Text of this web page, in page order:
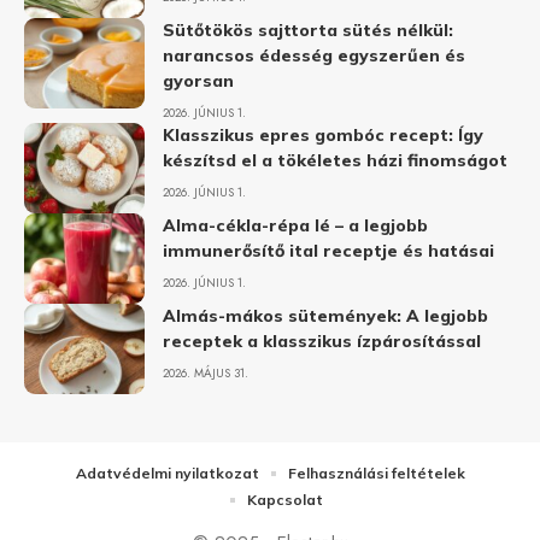
Sütőtökös sajttorta sütés nélkül:
narancsos édesség egyszerűen és
gyorsan
2026. JÚNIUS 1.
Klasszikus epres gombóc recept: Így
készítsd el a tökéletes házi finomságot
2026. JÚNIUS 1.
Alma-cékla-répa lé – a legjobb
immunerősítő ital receptje és hatásai
2026. JÚNIUS 1.
Almás-mákos sütemények: A legjobb
receptek a klasszikus ízpárosítással
2026. MÁJUS 31.
Adatvédelmi nyilatkozat
Felhasználási feltételek
Kapcsolat